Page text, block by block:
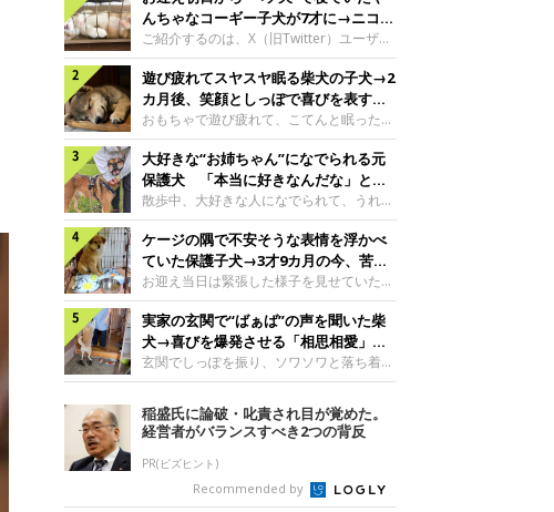
んちゃなコーギー子犬が7才に→ニコニ
コ“コーギースマイル”が魅力のコに成
長！
ご紹介するのは、X（旧Twitter）ユーザー
＠Kus1oKg2vsgdWS2さんの愛犬でウェル
シュ・コーギー・ペンブロークの神楽ちゃ
ん。今年の8月で7才になるという神楽ちゃ
んですが、いったいどんな子犬時代を過ご
したのでしょうか。今回は、神楽ちゃんの
成長を飼い主さんと振り返ります！神楽ち
ゃんの成長について聞いた！お迎えから数
日後の神楽ちゃん（撮影時生後2カ月）＠
Kus1oKg2vsgdWS2――お迎え当初の神楽
ちゃんの様子について教えてください。飼
い主さん： 「お迎え当日から“ヘソ天”で寝
るようなコでし
遊び疲れてスヤスヤ眠る柴犬の子犬→2
カ月後、笑顔としっぽで喜びを表すコ
に成長！
おもちゃで遊び疲れて、こてんと眠った子
犬。あれから2カ月、表情や行動にさまざ
まな変化が見られるようになりました。遊
び疲れて眠る生後2カ月のなっちゃん遊び
疲れた様子のなっちゃん。@Pkndg_紹介
するのは、X（旧Twitter）ユーザー
@Pkndg_さんの愛犬・なっちゃん（取材
時、生後4カ月／柴犬）。こちらの写真
は、なっちゃんが生後2カ月のころに撮影
された一枚です。この日、なっちゃんは家
族と一緒におもちゃで遊んでいました。た
くさん遊んで疲れたのか、その後は眠り始
めたそうです。眠るなっちゃん。
@Pkndg_
大好きな“お姉ちゃん”になでられる元
保護犬 「本当に好きなんだな」と感
じる表情にほっこり
散歩中、大好きな人になでられて、うれし
そうな表情を見せる元保護犬。甘えるよう
な姿に、見ているこちらまでほっこりしま
す。大好きな“お姉ちゃん”に甘える小次郎
くん妹さんになでてもらい、うれしそうな
表情を見せる小次郎くん（2026年6月撮
影）。@mika_Jimmy紹介するのは、X（旧
Twitter）ユーザー@mika_Jimmyさんの愛
犬・小次郎くん（撮影時5才）。こちら
は、飼い主さんの妹さんと一緒に散歩をし
日、飼い主さんは実家から自宅へ帰る途
中、妹さんと公園で待ち合わせ
ケージの隅で不安そうな表情を浮かべ
ていた保護子犬→3才9カ月の今、苦手
を克服し頼もしいコに成長！
お迎え当日は緊張した様子を見せていた元
野犬の保護子犬。あれから約3年半、苦手
だったことを一つひとつ克服し、家族に寄
り添う姿を見せています。お迎え当日、ケ
ージの隅で不安そうにお迎え当日のシルビ
アちゃん。@nemonemotos今回紹介する
のは、X（旧Twitter）ユーザー
@nemonemotosさんの愛犬・シルビアち
ゃん（撮影当時、生後推定2カ月）。飼い
主さんが「#最初に撮った一枚」として投
稿した写真には、ケージの隅で不安そうな
表情を浮かべるシルビアちゃんの姿が写っ
実家の玄関で“ばぁば”の声を聞いた柴
犬→喜びを爆発させる「相思相愛」な
光景にほっこり
玄関でしっぽを振り、ソワソワと落ち着か
ない様子の柴犬。その先には、大好きな人
との再会が待っていました。玄関でソワソ
ワする福丸くんソワソワした様子を見せる
福丸くん。@totomo_fukumaru紹介する
のは、X（旧Twitter）ユーザー
@totomo_fukumaruさんが投稿していた
動画。玄関でしっぽを振っているのは、愛
稲盛氏に論破・叱責され目が覚めた。
経営者がバランスすべき2つの背反
PR(ビズヒント)
Recommended by